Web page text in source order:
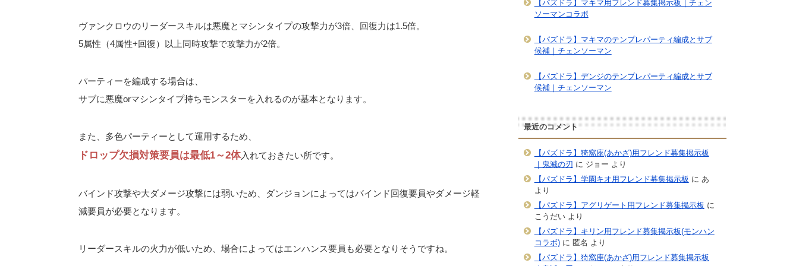
ヴァンクロウのリーダースキルは悪魔とマシンタイプの攻撃力が3倍、回復力は1.5倍。
5属性（4属性+回復）以上同時攻撃で攻撃力が2倍。
パーティーを編成する場合は、
サブに悪魔orマシンタイプ持ちモンスターを入れるのが基本となります。
また、多色パーティーとして運用するため、
ドロップ欠損対策要員は最低1～2体入れておきたい所です。
バインド攻撃や大ダメージ攻撃には弱いため、ダンジョンによってはバインド回復要員やダメージ軽
減要員が必要となります。
リーダースキルの火力が低いため、場合によってはエンハンス要員も必要となりそうですね。
【パズドラ】マキマ用フレンド募集掲示板｜チェン
ソーマンコラボ
【パズドラ】マキマのテンプレパーティ編成とサブ
候補｜チェンソーマン
【パズドラ】デンジのテンプレパーティ編成とサブ
候補｜チェンソーマン
最近のコメント
【パズドラ】猗窩座(あかざ)用フレンド募集掲示板
｜鬼滅の刃 に ジョー より
【パズドラ】学園キオ用フレンド募集掲示板 に あ
より
【パズドラ】アグリゲート用フレンド募集掲示板 に
こうだいより
【パズドラ】キリン用フレンド募集掲示板(モンハン
コラボ)に 匿名 より
【パズドラ】猗窩座(あかざ)用フレンド募集掲示板